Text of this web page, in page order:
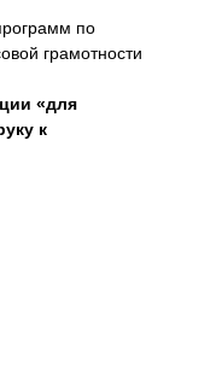
по
грамотности
«для
к